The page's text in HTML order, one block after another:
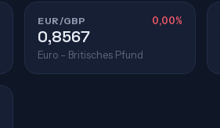
EUR/GBP 0,00%
0,8567
Euro – Britisches Pfund